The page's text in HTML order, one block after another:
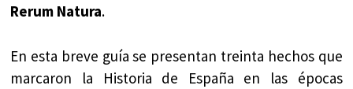
Rerum Natura.
En esta breve guía se presentan treinta hechos que
marcaron la Historia de España en las épocas